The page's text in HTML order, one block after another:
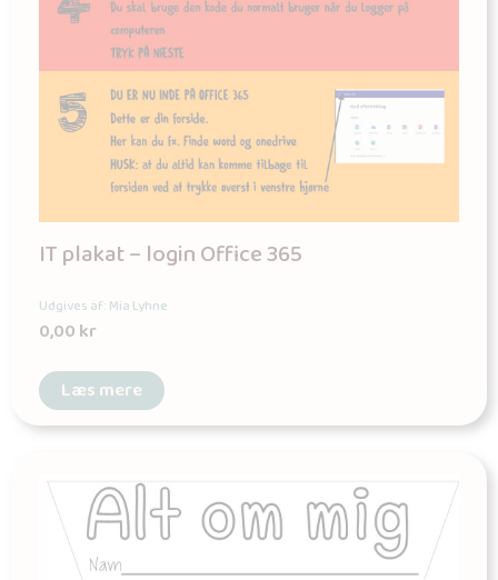
IT plakat – login Office 365
Udgives af: Mia Lyhne
0,00kr
Læs mere